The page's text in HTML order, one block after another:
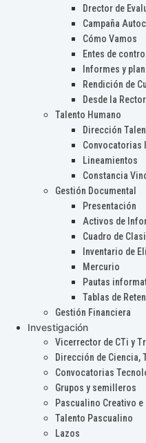
Drector de
Campaña
Cómo Vamos
Entes de control
Informes y
Rendición de
Desde la
Talento Humano
Dirección
Convocatorias
Lineamientos
Constancia
Gestión Documental
Presentación
Activos de
Cuadro de
Inventario de
Mercurio
Pautas
Tablas de
Gestión Financiera
Investigación
Vicerrector de CTi y
Dirección de Ciencia,
Convocatorias
Grupos y semilleros
Pascualino Creativo
Talento Pascualino
Lazos